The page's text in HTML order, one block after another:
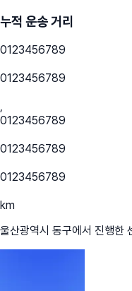
누적 운송 거리
0123456789
0123456789
,
0123456789
0123456789
0123456789
km
울산광역시 동구에서 진행한